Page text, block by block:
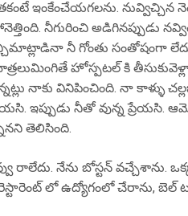
ఇంకేంచేయగలను. నువ్విచ్చిన
నీగురించి అడిగినప్పుడు
నీ గోంతు సంతోషంగా
హోస్పటల్ కి
నాకు వినిపించింది. నా కాళ్ళు
ఇప్పుడు నీతో వున్న ప్రేయసి.
తెలిసింది.
బోస్టన్ వచ్చేశాను. ఒక్క
రెస్టారెంట్ లో ఉద్యోగంలో చేరాను,